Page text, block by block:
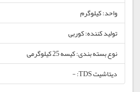
واحد: کیلوگرم
تولید کننده: کوربی
نوع بسته بندی: کیسه 25 کیلوگرمی
دیتاشیت TDS: -